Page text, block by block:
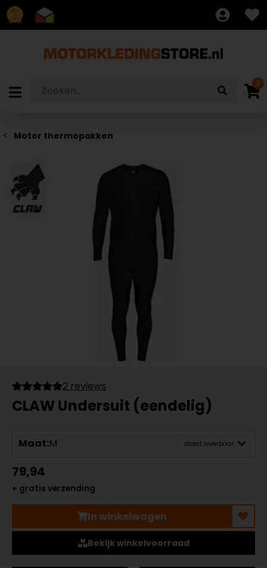
8.7
0
Motor thermopakken
2 reviews
CLAW Undersuit (eendelig)
Maat:M direct leverbaar
79,94
+ gratis verzending
In winkelwagen
Bekijk winkelvoorraad